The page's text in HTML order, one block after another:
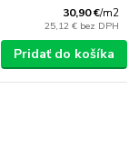
30,90 €/m2
25,12 € bez DPH
Pridať do košíka